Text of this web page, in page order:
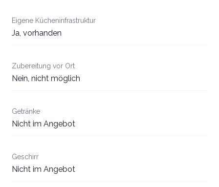
Eigene Kücheninfrastruktur
Ja, vorhanden
Zubereitung vor Ort
Nein, nicht möglich
Getränke
Nicht im Angebot
Geschirr
Nicht im Angebot